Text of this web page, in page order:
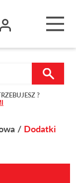
?
Dodatki